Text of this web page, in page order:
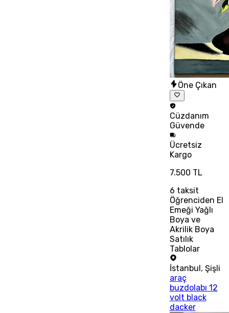
Öne Çıkan
Cüzdanım
Güvende
Ücretsiz
Kargo
7.500 TL
6 taksit
Öğrenciden El
Emeği Yağlı
Boya ve
Akrilik Boya
Satılık
Tablolar
İstanbul , Şişli
araç
buzdolabı 12
volt black
dacker